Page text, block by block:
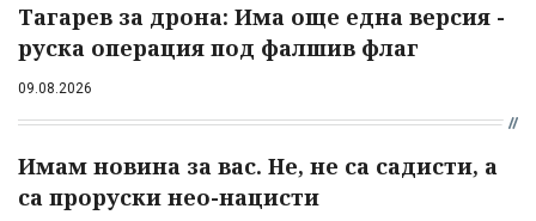
Тагарев за дрона: Има още една версия -
руска операция под фалшив флаг
09.08.2026
Имам новина за вас. Не, не са садисти, а
са проруски нео-нацисти